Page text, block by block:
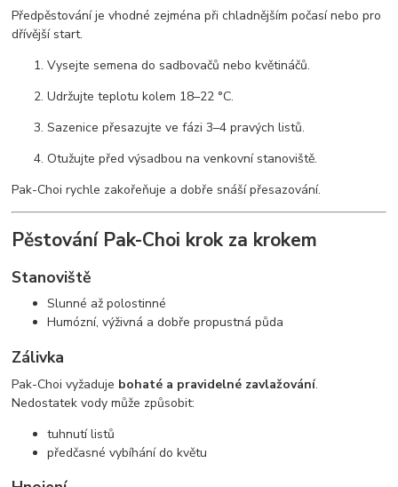
Předpěstování je vhodné zejména při chladnějším počasí nebo pro
dřívější start.
Vysejte semena do sadbovačů nebo květináčů.
Udržujte teplotu kolem 18–22 °C.
Sazenice přesazujte ve fázi 3–4 pravých listů.
Otužujte před výsadbou na venkovní stanoviště.
Pak-Choi rychle zakořeňuje a dobře snáší přesazování.
Pěstování Pak-Choi krok za krokem
Stanoviště
Slunné až polostinné
Humózní, výživná a dobře propustná půda
Zálivka
Pak-Choi vyžaduje bohaté a pravidelné zavlažování.
Nedostatek vody může způsobit:
tuhnutí listů
předčasné vybíhání do květu